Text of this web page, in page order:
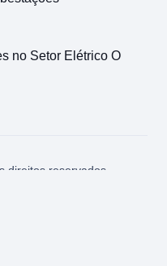
no Setor Elétrico O
direitos reservados